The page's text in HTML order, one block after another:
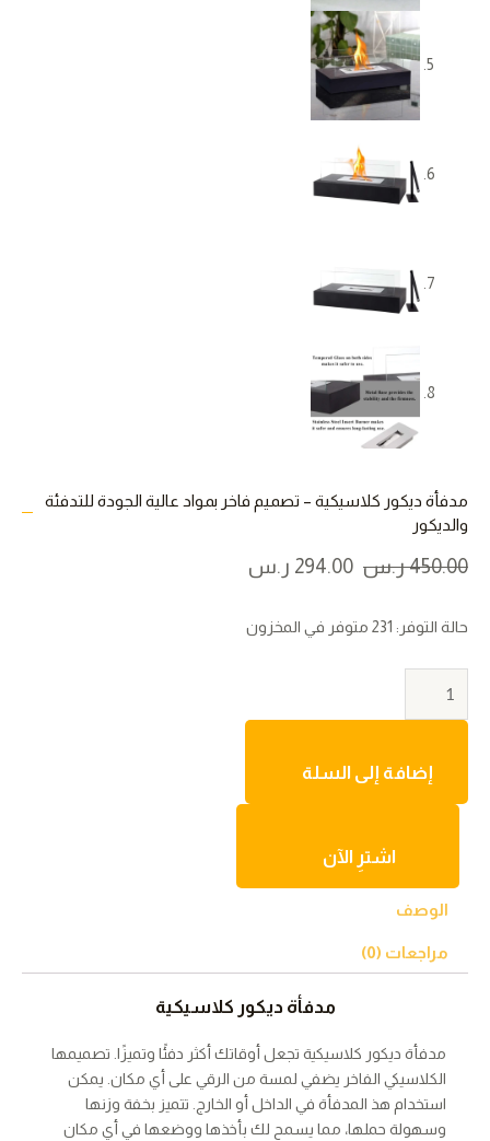
مدفأة ديكور كلاسيكية – تصميم فاخر بمواد عالية الجودة للتدفئة
والديكور
450.00ر.س السعر
450.00 ر.س.
294.00 ر.س
294.00 ر.س.
حالة التوفر: 231 متوفر في المخزون
كمية
كلاسيكية
-
بمواد
والديكور
إضافة إلى السلة
اشترِ الآن
الوصف
مراجعات (0)
مدفأة ديكور كلاسيكية
مدفأة ديكور كلاسيكية تجعل أوقاتك أكثر دفئًا وتميزًا. تصميمها
الكلاسيكي الفاخر يضفي لمسة من الرقي على أي مكان. يمكن
استخدام هذ المدفأة في الداخل أو الخارج. تتميز بخفة وزنها
وسهولة حملها، مما يسمح لك بأخذها ووضعها في أي مكان